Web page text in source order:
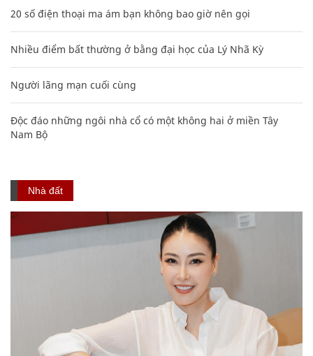
20 số điện thoại ma ám bạn không bao giờ nên gọi
Nhiều điểm bất thường ở bằng đại học của Lý Nhã Kỳ
Người lãng mạn cuối cùng
Độc đáo những ngôi nhà cổ có một không hai ở miền Tây
Nam Bộ
Nhà đất